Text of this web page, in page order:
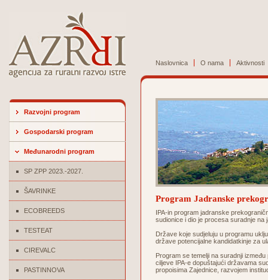
Naslovnica O nama Aktivnosti
Razvojni program
Gospodarski program
Međunarodni program
SP ZPP 2023.-2027.
ŠAVRINKE
ECOBREEDS
TESTEAT
CIREVALC
PASTINNOVA
Program Jadranske
IPA-in program jadranske
sudionice i dio je procesa suradnje na
Države koje sudjeluju u programu
države potencijalne kandidatkinje za
Program se temelji na suradnji
ciljeve IPA-e dopuštajući državama
propoisima Zajednice, razvojem